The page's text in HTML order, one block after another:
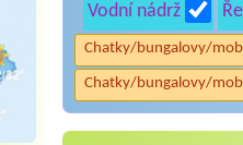
Vodní nádrž
Chatky/bungalovy/
Chatky/bungalovy/